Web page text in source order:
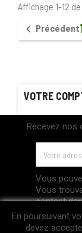
Affichage 1-12
 Précédent
VOTRE
Recevez nos
Vous
Vous
contact
En poursuivant
devez